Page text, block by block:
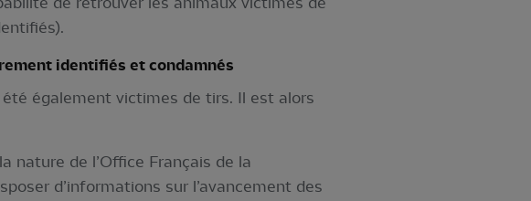
identifiés et condamnés
également victimes de tirs. Il est alors
nature de l’Office Français de la
d’informations sur l’avancement des